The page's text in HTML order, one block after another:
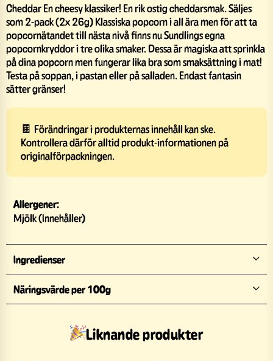
Cheddar En cheesy klassiker! En rik ostig cheddarsmak. Säljes
som 2-pack (2x 26g) Klassiska popcorn i all ära men för att ta
popcornätandet till nästa nivå finns nu Sundlings egna
popcornkryddor i tre olika smaker. Dessa är magiska att sprinkla
på dina popcorn men fungerar lika bra som smaksättning i mat!
Testa på soppan, i pastan eller på salladen. Endast fantasin
sätter gränser!
🍫 Förändringar i produkternas innehåll kan ske.
Kontrollera därför alltid produkt-informationen på
originalförpackningen.
Allergener:
Mjölk (Innehåller)
Ingredienser
Näringsvärde per 100g
Liknande produkter